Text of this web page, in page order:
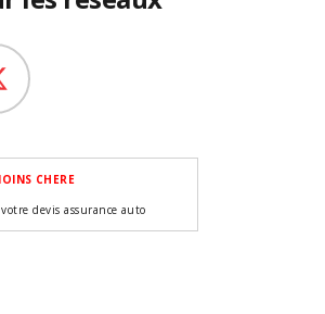
CHERE
devis assurance auto